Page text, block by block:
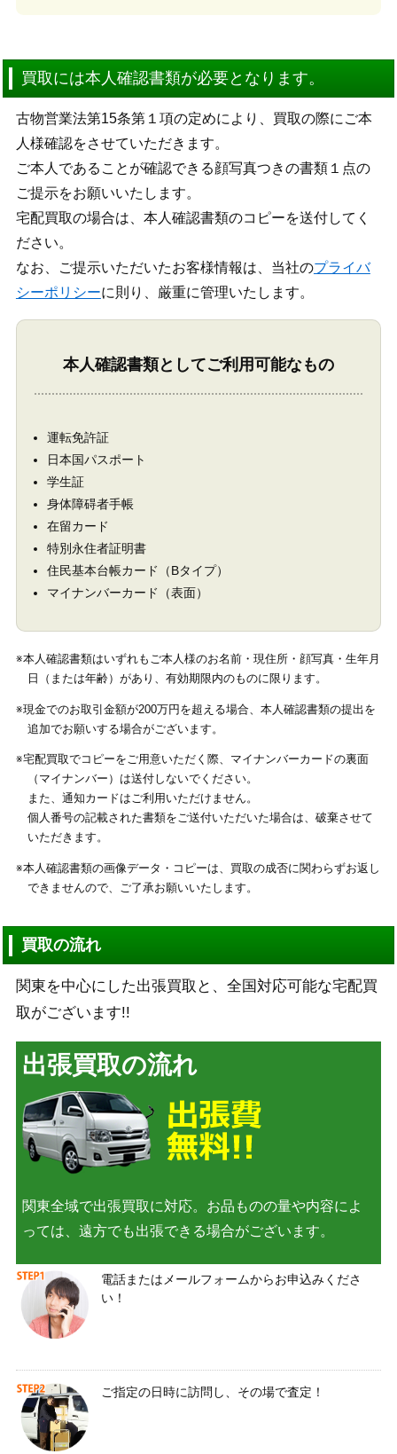
買取には本人確認書類が必要となります。
古物営業法第15条第１項の定めにより、買取の際にご本
人様確認をさせていただきます。
ご本人であることが確認できる顔写真つきの書類１点の
ご提示をお願いいたします。
宅配買取の場合は、本人確認書類のコピーを送付してく
ださい。
なお、ご提示いただいたお客様情報は、当社のプライバ
シーポリシーに則り、厳重に管理いたします。
本人確認書類としてご利用可能なもの
運転免許証
日本国パスポート
学生証
身体障碍者手帳
在留カード
特別永住者証明書
住民基本台帳カード（Bタイプ）
マイナンバーカード（表面）
※本人確認書類はいずれもご本人様のお名前・現住所・顔写真・生年月
日（または年齢）があり、有効期限内のものに限ります。
※現金でのお取引金額が200万円を超える場合、本人確認書類の提出を
追加でお願いする場合がございます。
※宅配買取でコピーをご用意いただく際、マイナンバーカードの裏面
（マイナンバー）は送付しないでください。
また、通知カードはご利用いただけません。
個人番号の記載された書類をご送付いただいた場合は、破棄させて
いただきます。
※本人確認書類の画像データ・コピーは、買取の成否に関わらずお返し
できませんので、ご了承お願いいたします。
買取の流れ
関東を中心にした出張買取と、全国対応可能な宅配買
取がございます!!
出張買取の流れ
関東全域で出張買取に対応。お品ものの量や内容によ
っては、遠方でも出張できる場合がございます。
電話またはメールフォームからお申込みくださ
い！
ご指定の日時に訪問し、その場で査定！